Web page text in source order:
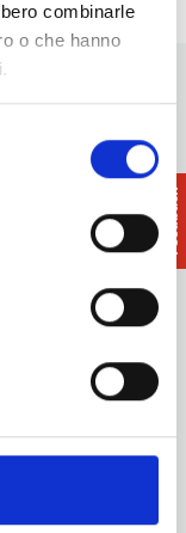
combinarle
o che hanno
Terre di Pisa?
surprise for you!
Heritage